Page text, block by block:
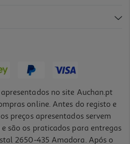
no site Auchan.pt
online. Antes do registo e
preços apresentados servem
são os praticados para entregas
2650-435 Amadora. Após o